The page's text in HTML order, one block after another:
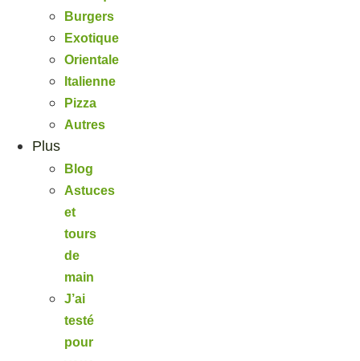
Burgers
Exotique
Orientale
Italienne
Pizza
Autres
Plus
Blog
Astuces
et
tours
de
main
J’ai
testé
pour